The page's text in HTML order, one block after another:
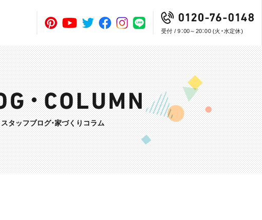
受付 / 9：00～20：00 (火・水定休)
スタッフブログ・家づくりコラム